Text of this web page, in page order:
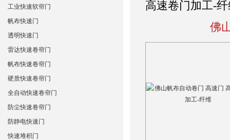
高速卷门加工-
佛
工业快速软帘门
帆布快速门
透明快速门
雷达快速卷帘门
帆布快速卷帘门
硬质快速卷帘门
全自动快速卷帘门
防尘快速卷帘门
防静电快速门
快速堆积门